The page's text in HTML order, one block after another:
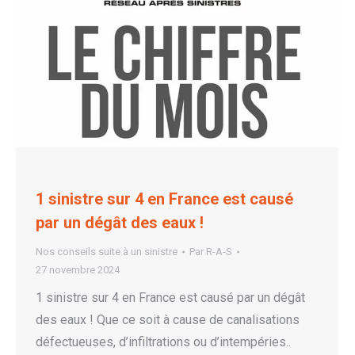
1 sinistre sur 4 en France est causé
par un dégât des eaux !
Nos conseils suite à un sinistre Par R-A-S
27 novembre 2024
1 sinistre sur 4 en France est causé par un dégât
des eaux ! Que ce soit à cause de canalisations
défectueuses, d’infiltrations ou d’intempéries..